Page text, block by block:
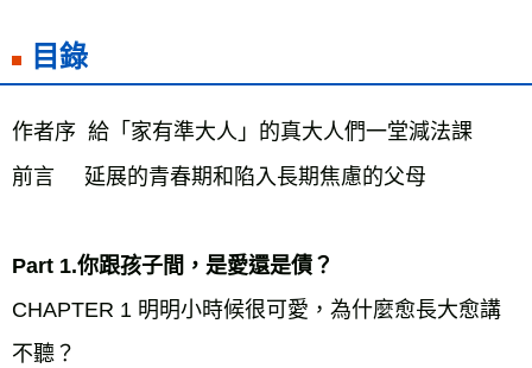
目錄
作者序  給「家有準大人」的真大人們一堂減法課
前言     延展的青春期和陷入長期焦慮的父母
Part 1.你跟孩子間，是愛還是債？
CHAPTER 1 明明小時候很可愛，為什麼愈長大愈講
不聽？